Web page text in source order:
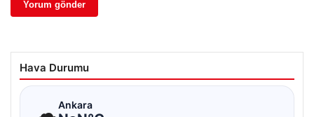
Hava Durumu
Ankara